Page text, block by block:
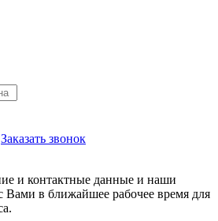
Заказать звонок
и контактные данные и наши
Вами в ближайшее рабочее время для